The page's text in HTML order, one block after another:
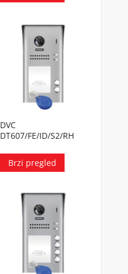
DVC
DT607/FE/ID/S2/RH
Brzi pregled